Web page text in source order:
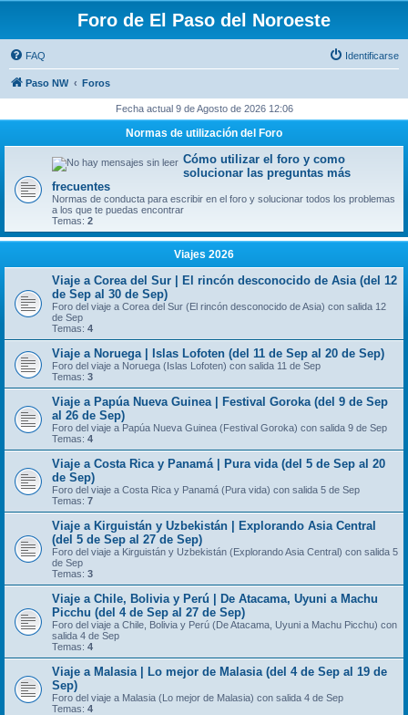
Foro de El Paso del Noroeste
FAQ Identificarse
Paso NW Foros
Fecha actual 9 de Agosto de 2026 12:06
Normas de utilización del Foro
Cómo utilizar el foro y como
solucionar las preguntas más
frecuentes
Normas de conducta para escribir en el foro y solucionar todos los problemas
a los que te puedas encontrar
Temas: 2
Viajes 2026
Viaje a Corea del Sur | El rincón desconocido de Asia (del 12
de Sep al 30 de Sep)
Foro del viaje a Corea del Sur (El rincón desconocido de Asia) con salida 12
de Sep
Temas: 4
Viaje a Noruega | Islas Lofoten (del 11 de Sep al 20 de Sep)
Foro del viaje a Noruega (Islas Lofoten) con salida 11 de Sep
Temas: 3
Viaje a Papúa Nueva Guinea | Festival Goroka (del 9 de Sep
al 26 de Sep)
Foro del viaje a Papúa Nueva Guinea (Festival Goroka) con salida 9 de Sep
Temas: 4
Viaje a Costa Rica y Panamá | Pura vida (del 5 de Sep al 20
de Sep)
Foro del viaje a Costa Rica y Panamá (Pura vida) con salida 5 de Sep
Temas: 7
Viaje a Kirguistán y Uzbekistán | Explorando Asia Central
(del 5 de Sep al 27 de Sep)
Foro del viaje a Kirguistán y Uzbekistán (Explorando Asia Central) con salida 5
de Sep
Temas: 3
Viaje a Chile, Bolivia y Perú | De Atacama, Uyuni a Machu
Picchu (del 4 de Sep al 27 de Sep)
Foro del viaje a Chile, Bolivia y Perú (De Atacama, Uyuni a Machu Picchu) con
salida 4 de Sep
Temas: 4
Viaje a Malasia | Lo mejor de Malasia (del 4 de Sep al 19 de
Sep)
Foro del viaje a Malasia (Lo mejor de Malasia) con salida 4 de Sep
Temas: 4